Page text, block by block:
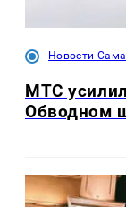
Новости
МТС
Обводном